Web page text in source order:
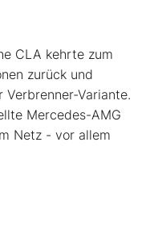
CLA kehrte zum
zurück und
Variante.
Mercedes-AMG
Netz - vor allem